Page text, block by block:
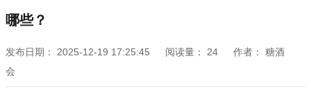
哪些？
发布日期： 2025-12-19 17:25:45 阅读量： 24 作者：
糖酒
会